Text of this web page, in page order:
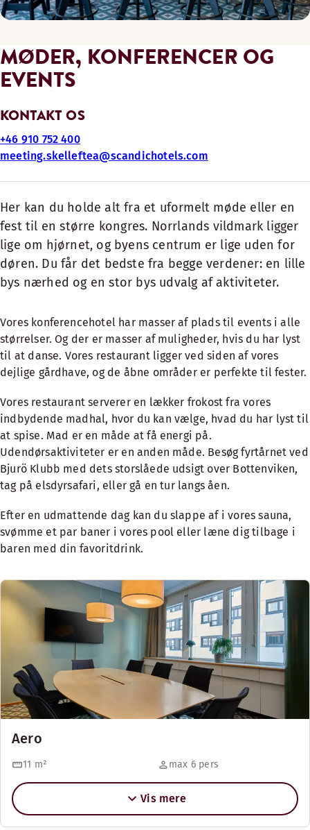
MØDER, KONFERENCER OG
EVENTS
KONTAKT OS
+46 910 752 400
meeting.skelleftea@scandichotels.com
Her kan du holde alt fra et uformelt møde eller en
fest til en større kongres. Norrlands vildmark ligger
lige om hjørnet, og byens centrum er lige uden for
døren. Du får det bedste fra begge verdener: en lille
bys nærhed og en stor bys udvalg af aktiviteter.
Vores konferencehotel har masser af plads til events i alle
størrelser. Og der er masser af muligheder, hvis du har lyst
til at danse. Vores restaurant ligger ved siden af vores
dejlige gårdhave, og de åbne områder er perfekte til fester.
Vores restaurant serverer en lækker frokost fra vores
indbydende madhal, hvor du kan vælge, hvad du har lyst til
at spise. Mad er en måde at få energi på.
Udendørsaktiviteter er en anden måde. Besøg fyrtårnet ved
Bjurö Klubb med dets storslåede udsigt over Bottenviken,
tag på elsdyrsafari, eller gå en tur langs åen.
Efter en udmattende dag kan du slappe af i vores sauna,
svømme et par baner i vores pool eller læne dig tilbage i
baren med din favoritdrink.
Aero
11 m² max 6 pers
Vis mere